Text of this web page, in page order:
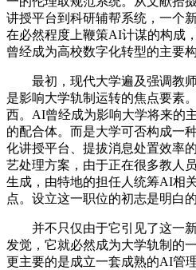
讲授平台到科研辅帮系统，一个
在必然程度上鞭策AI计谋的构成
曾经成为高校数字化转型的主要
最初，现代大学遍及强调教师
是影响大学轨制运转的焦点要素
西。AI曾经成为影响大学将来的
的配合体。而是大学可否构成一
化讲授平台、提拔消息处置效率
艺处理方案，由于正在很多教人
生成，由特地的担任人统筹AI相
点。设立这一职位的初志是明白
并不只仅由于它引见了这一新
发觉，它就必然成为大学轨制的
更主要的是成立一套成熟的AI管